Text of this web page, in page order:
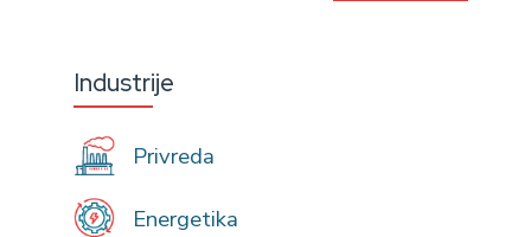
Industrije
Privreda
Energetika